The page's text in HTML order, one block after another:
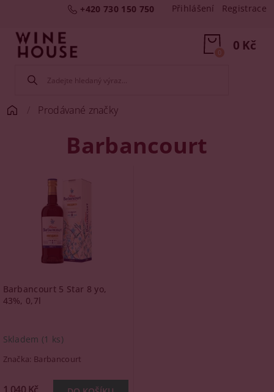
+420 730 150 750 Přihlášení Registrace
0 Kč
0
Prodávané značky
Barbancourt
Barbancourt 5 Star 8 yo,
43%, 0,7l
Skladem (1 ks)
Značka: Barbancourt